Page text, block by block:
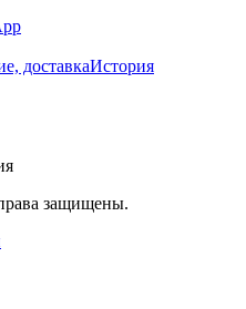
доставкаИстория
защищены.